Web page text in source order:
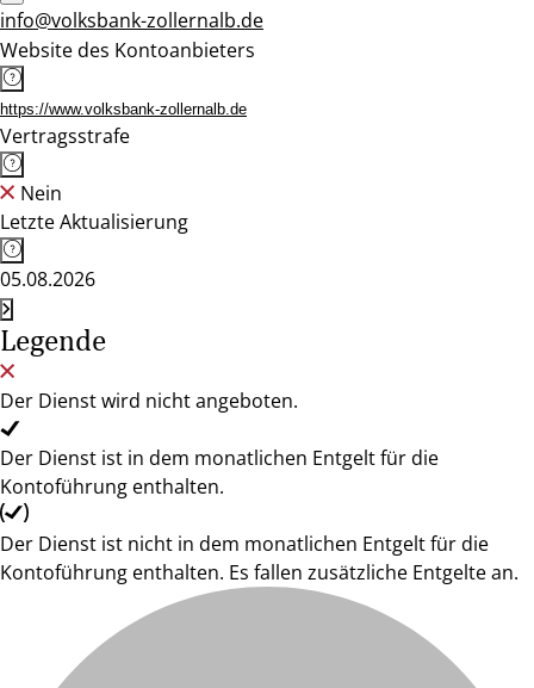
info@volksbank-zollernalb.de
Website des Kontoanbieters
https://www.volksbank-zollernalb.de
Vertragsstrafe
Nein
Letzte Aktualisierung
05.08.2026
Legende
Der Dienst wird nicht angeboten.
Der Dienst ist in dem monatlichen Entgelt für die
Kontoführung enthalten.
Der Dienst ist nicht in dem monatlichen Entgelt für die
Kontoführung enthalten. Es fallen zusätzliche Entgelte an.